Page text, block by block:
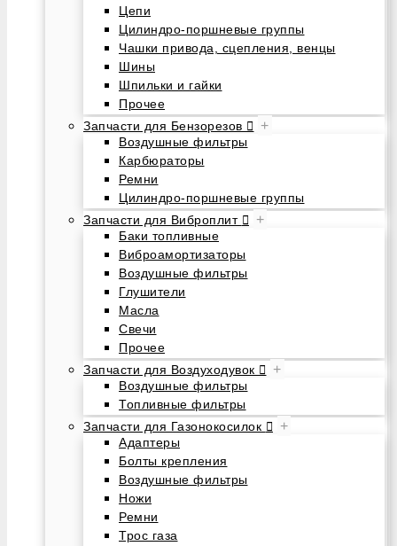
Цепи
Цилиндро-поршневые группы
Чашки привода, сцепления, венцы
Шины
Шпильки и гайки
Прочее
Запчасти для Бензорезов
+
Воздушные фильтры
Карбюраторы
Ремни
Цилиндро-поршневые группы
Запчасти для Виброплит
+
Баки топливные
Виброамортизаторы
Воздушные фильтры
Глушители
Масла
Свечи
Прочее
Запчасти для Воздуходувок
+
Воздушные фильтры
Топливные фильтры
Запчасти для Газонокосилок
+
Адаптеры
Болты крепления
Воздушные фильтры
Ножи
Ремни
Трос газа